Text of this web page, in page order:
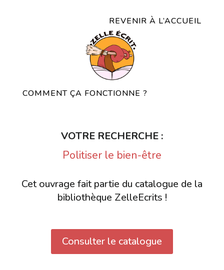
REVENIR À L’ACCUEIL
COMMENT ÇA FONCTIONNE ?
VOTRE RECHERCHE :
Politiser le bien-être
Cet ouvrage fait partie du catalogue de la
bibliothèque ZelleEcrits !
Consulter le catalogue